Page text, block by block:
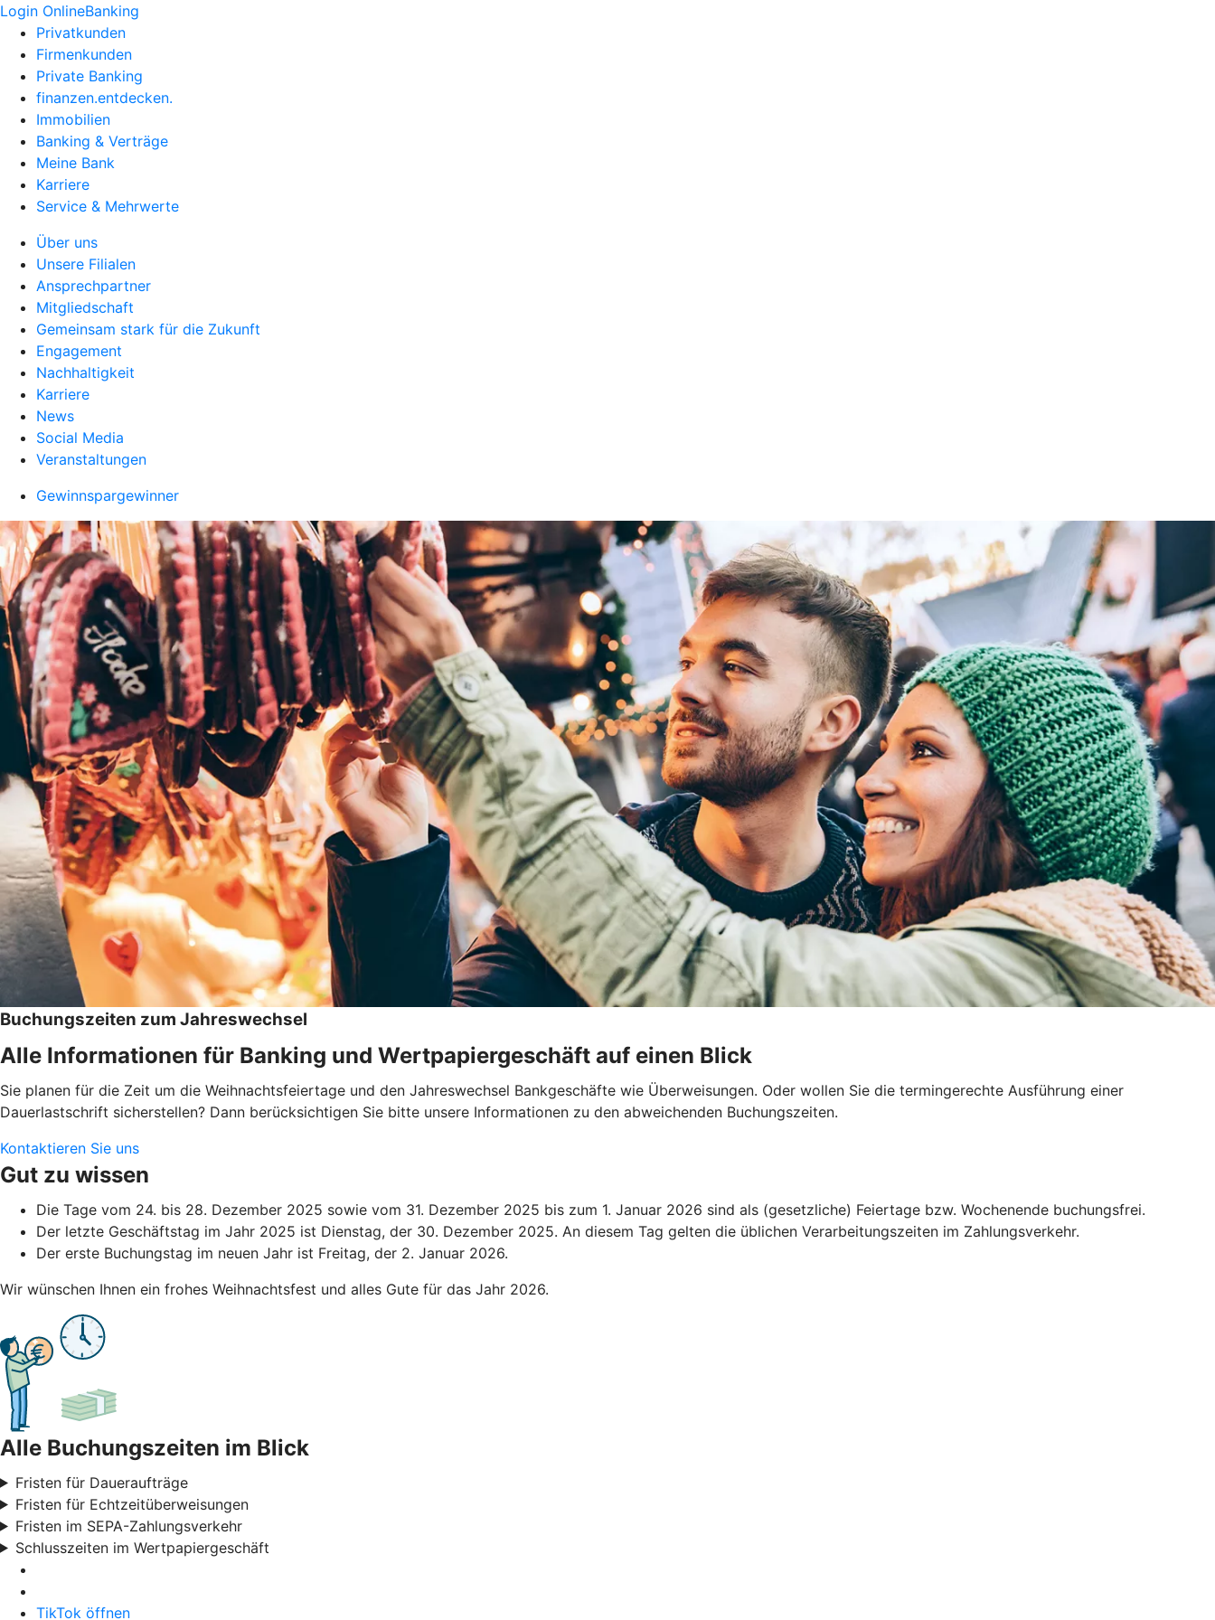
Login OnlineBanking
Privatkunden
Firmenkunden
Private Banking
finanzen.entdecken.
Immobilien
Banking & Verträge
Meine Bank
Karriere
Service & Mehrwerte
Über uns
Unsere Filialen
Ansprechpartner
Mitgliedschaft
Gemeinsam stark für die Zukunft
Engagement
Nachhaltigkeit
Karriere
News
Social Media
Veranstaltungen
Gewinnspargewinner
Buchungszeiten zum Jahreswechsel
Alle Informationen für Banking und Wertpapiergeschäft auf einen Blick
Sie planen für die Zeit um die Weihnachtsfeiertage und den Jahreswechsel Bankgeschäfte wie Überweisungen. Oder wollen Sie die termingerechte Ausführung einer
Dauerlastschrift sicherstellen? Dann berücksichtigen Sie bitte unsere Informationen zu den abweichenden Buchungszeiten.
Kontaktieren Sie uns
Gut zu wissen
Die Tage vom 24. bis 28. Dezember 2025 sowie vom 31. Dezember 2025 bis zum 1. Januar 2026 sind als (gesetzliche) Feiertage bzw. Wochenende buchungsfrei.
Der letzte Geschäftstag im Jahr 2025 ist Dienstag, der 30. Dezember 2025. An diesem Tag gelten die üblichen Verarbeitungszeiten im Zahlungsverkehr.
Der erste Buchungstag im neuen Jahr ist Freitag, der 2. Januar 2026.
Wir wünschen Ihnen ein frohes Weihnachtsfest und alles Gute für das Jahr 2026.
Alle Buchungszeiten im Blick
Fristen für Daueraufträge
Fristen für Echtzeitüberweisungen
Fristen im SEPA-Zahlungsverkehr
Schlusszeiten im Wertpapiergeschäft
TikTok öffnen